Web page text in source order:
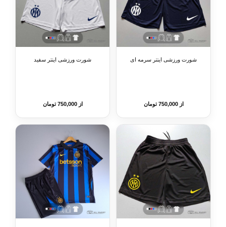
شورت ورزشی اینتر سرمه ای
از 750,000 تومان
شورت ورزشی اینتر سفید
از 750,000 تومان